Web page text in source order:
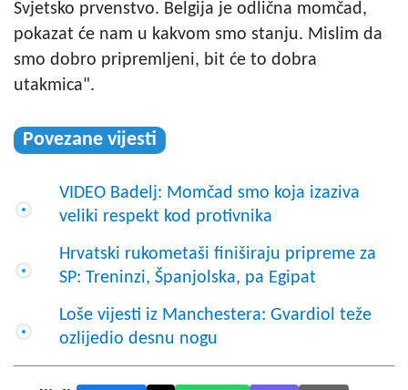
Svjetsko prvenstvo. Belgija je odlična momčad,
pokazat će nam u kakvom smo stanju. Mislim da
smo dobro pripremljeni, bit će to dobra
utakmica".
Povezane vijesti
VIDEO Badelj: Momčad smo koja izaziva
veliki respekt kod protivnika
Hrvatski rukometaši finiširaju pripreme za
SP: Treninzi, Španjolska, pa Egipat
Loše vijesti iz Manchestera: Gvardiol teže
ozlijedio desnu nogu